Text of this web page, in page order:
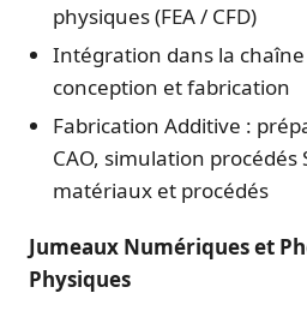
physiques (FEA / CFD)
Intégration dans la
conception et fabrication
Fabrication Additive :
CAO, simulation procédés
matériaux et procédés
Jumeaux Numériques et
Physiques